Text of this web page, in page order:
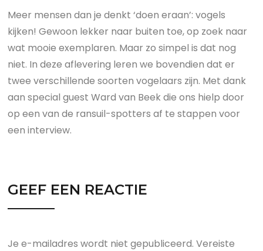
Meer mensen dan je denkt ‘doen eraan’: vogels
kijken! Gewoon lekker naar buiten toe, op zoek naar
wat mooie exemplaren. Maar zo simpel is dat nog
niet. In deze aflevering leren we bovendien dat er
twee verschillende soorten vogelaars zijn. Met dank
aan special guest Ward van Beek die ons hielp door
op een van de ransuil-spotters af te stappen voor
een interview.
GEEF EEN REACTIE
Je e-mailadres wordt niet gepubliceerd. Vereiste